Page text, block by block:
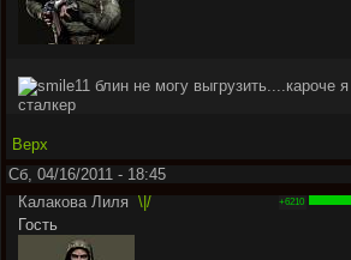
блин не могу выгрузить....кароче
сталкер
Верх
Сб, 04/16/2011 - 18:45
Калакова Лиля \|/
Гость
+6210